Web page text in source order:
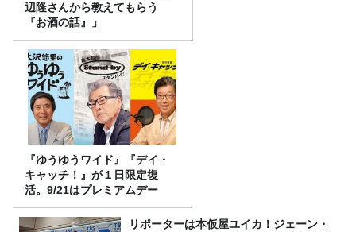
辺隆さんから教えてもらう
『お酒の話』」
『ゆうゆうワイド』『デイ・
キャッチ！』が１日限定復
活。9/21はプレミアムデー
リポーターは本仮屋ユイカ！ジェーン・